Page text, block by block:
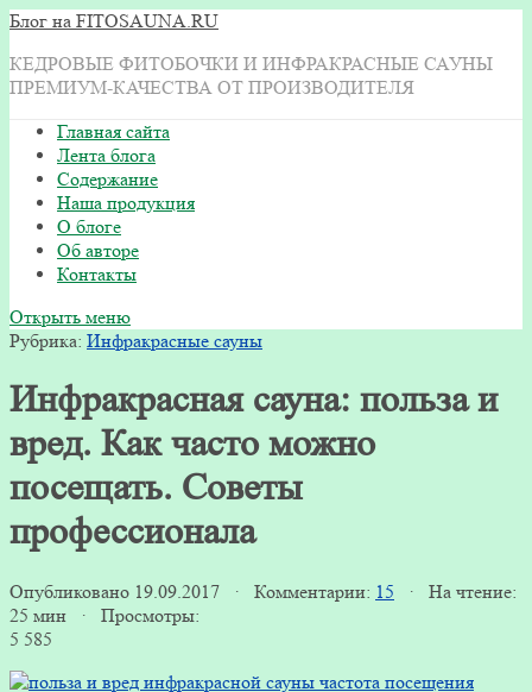
Блог на FITOSAUNA.RU
КЕДРОВЫЕ ФИТОБОЧКИ И ИНФРАКРАСНЫЕ САУНЫ
ПРЕМИУМ-КАЧЕСТВА ОТ ПРОИЗВОДИТЕЛЯ
Главная сайта
Лента блога
Содержание
Наша продукция
О блоге
Об авторе
Контакты
Открыть меню
Рубрика: Инфракрасные сауны
Инфракрасная сауна: польза и
вред. Как часто можно
посещать. Советы
профессионала
Опубликовано 19.09.2017 · Комментарии: 15 · На чтение:
25 мин · Просмотры:
5 585